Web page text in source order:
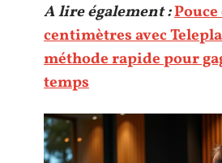
A lire également :
centimètres avec
méthode rapide pour
temps